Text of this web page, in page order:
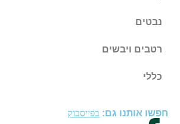
נבטים
רטבים ויבשים
כללי
חפשו אותנו גם: בפייסבוק